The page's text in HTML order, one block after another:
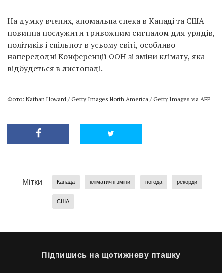
На думку вчених, аномальна спека в Канаді та США
повинна послужити тривожним сигналом для урядів,
політиків і спільнот в усьому світі, особливо
напередодні Конференції ООН зі зміни клімату, яка
відбудеться в листопаді.
Фото: Nathan Howard / Getty Images North America / Getty Images via AFP
Мітки Канада кліматичні зміни погода рекорди
США
Підпишись на щотижневу пташку